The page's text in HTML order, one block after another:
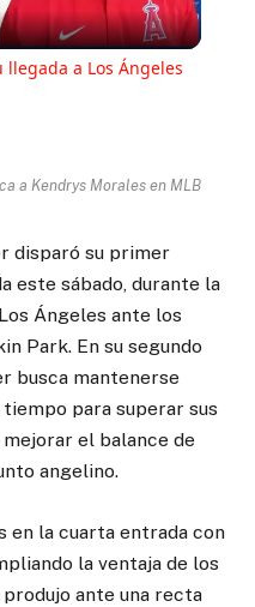
llegada a Los Ángeles
a Kendrys Morales en MLB
disparó su primer
este sábado, durante la
Ángeles ante los
Park. En su segundo
busca mantenerse
para superar sus
el balance de
angelino.
en la cuarta entrada con
la ventaja de los
ante una recta